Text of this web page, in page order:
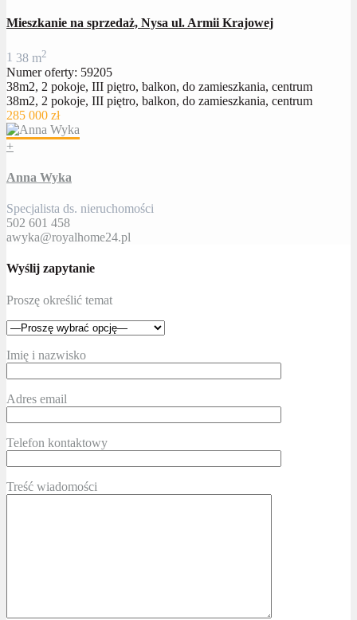
Mieszkanie na sprzedaż, Nysa ul. Armii Krajowej
1 38 m2
Numer oferty: 59205
38m2, 2 pokoje, III piętro, balkon, do zamieszkania, centrum
38m2, 2 pokoje, III piętro, balkon, do zamieszkania, centrum
285 000 zł
+
Anna Wyka
Specjalista ds. nieruchomości
502 601 458
awyka@royalhome24.pl
Wyślij zapytanie
Proszę określić temat
Imię i nazwisko
Adres email
Telefon kontaktowy
Treść wiadomości